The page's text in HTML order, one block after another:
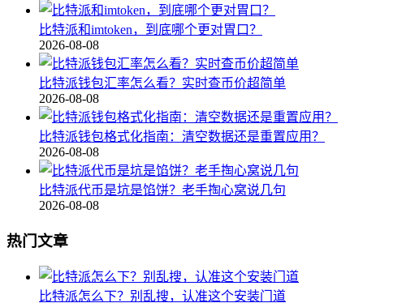
比特派和imtoken，到底哪个更对胃口？
2026-08-08
比特派钱包汇率怎么看？实时查币价超简单
2026-08-08
比特派钱包格式化指南：清空数据还是重置应用？
2026-08-08
比特派代币是坑是馅饼？老手掏心窝说几句
2026-08-08
热门文章
比特派怎么下？别乱搜，认准这个安装门道